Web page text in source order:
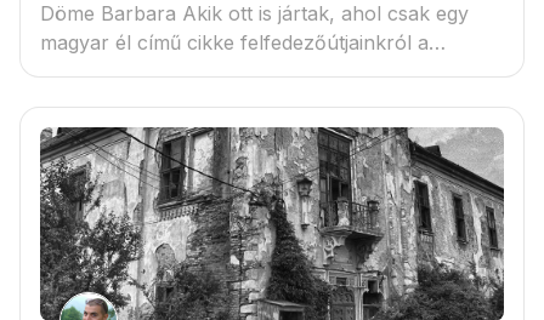
Döme Barbara Akik ott is jártak, ahol csak egy
magyar él című cikke felfedezőútjainkról a
Magyar Kultúra 6. számában, amelynek
kulcstémája a vándorlás.